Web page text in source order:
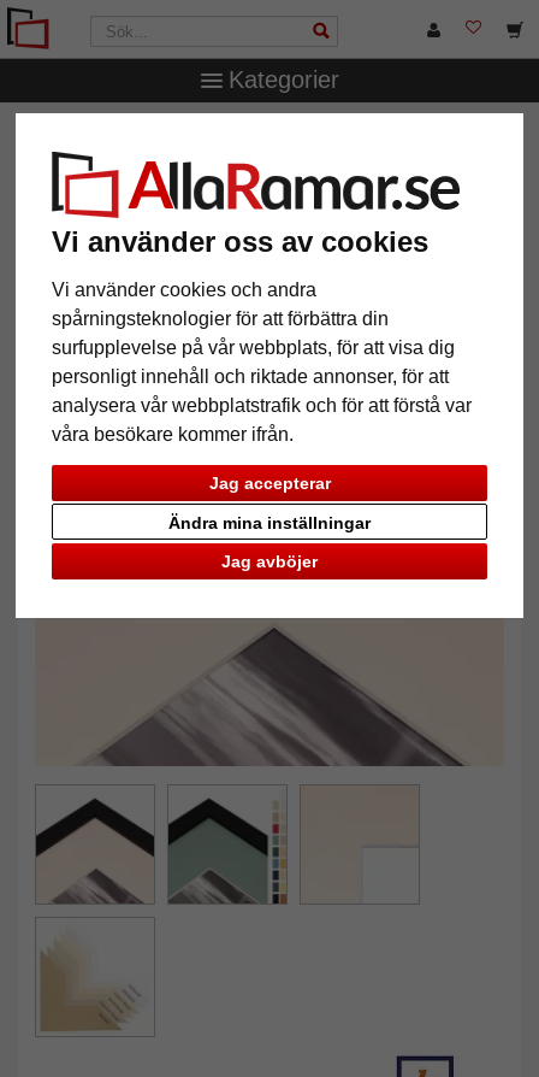
Vi använder oss av cookies
Vi använder cookies och andra
spårningsteknologier för att förbättra din
surfupplevelse på vår webbplats, för att visa dig
personligt innehåll och riktade annonser, för att
analysera vår webbplatstrafik och för att förstå var
våra besökare kommer ifrån.
Jag accepterar
Jag avböjer
Ändra mina inställningar
Kategorier
1,3 mm passepartout efter mått
1,3 mm passepartout efter mått
Pictures Preview
Tillbaka